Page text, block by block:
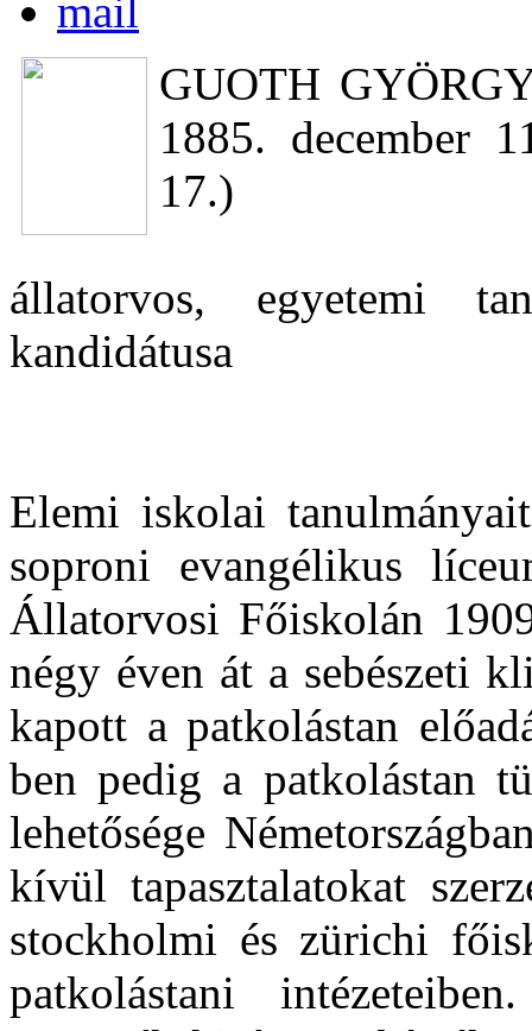
GUOTH
1885. december
17.)
állatorvos, egyetemi
kandidátusa
Elemi iskolai
soproni evangélikus
Állatorvosi Főiskolán
négy éven át a sebészeti
kapott a patkolástan
ben pedig a patkolástan
lehetősége
kívül tapasztalatokat
stockholmi és zürichi
patkolástani